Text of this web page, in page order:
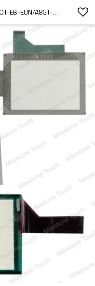
EL PANEL DE TACTO A8GT-70GOT-EB-EUN/A8GT-70GOT-EB-EUN DEL PANEL DE TACTO